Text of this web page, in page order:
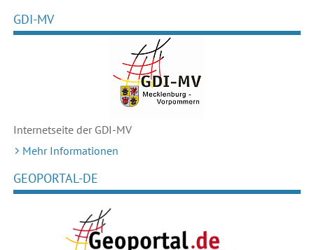
GDI-MV
Internetseite der GDI-MV
Mehr Informationen
GEOPORTAL-DE